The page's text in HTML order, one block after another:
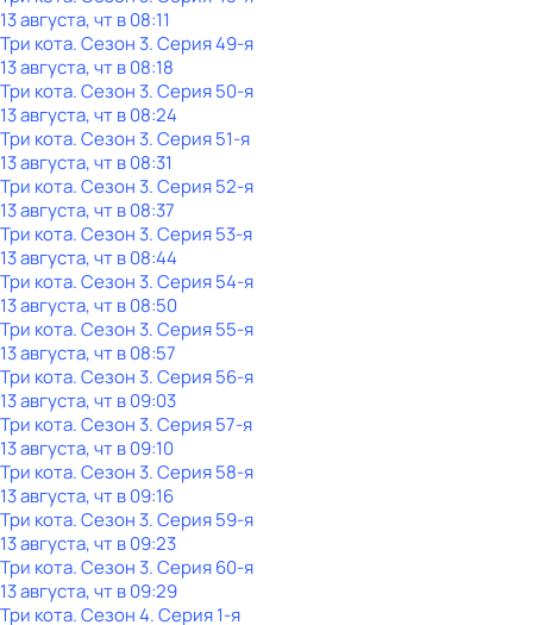
13 августа, чт в 08:11
Три кота. Сезон 3. Серия 49-я
13 августа, чт в 08:18
Три кота. Сезон 3. Серия 50-я
13 августа, чт в 08:24
Три кота. Сезон 3. Серия 51-я
13 августа, чт в 08:31
Три кота. Сезон 3. Серия 52-я
13 августа, чт в 08:37
Три кота. Сезон 3. Серия 53-я
13 августа, чт в 08:44
Три кота. Сезон 3. Серия 54-я
13 августа, чт в 08:50
Три кота. Сезон 3. Серия 55-я
13 августа, чт в 08:57
Три кота. Сезон 3. Серия 56-я
13 августа, чт в 09:03
Три кота. Сезон 3. Серия 57-я
13 августа, чт в 09:10
Три кота. Сезон 3. Серия 58-я
13 августа, чт в 09:16
Три кота. Сезон 3. Серия 59-я
13 августа, чт в 09:23
Три кота. Сезон 3. Серия 60-я
13 августа, чт в 09:29
Три кота. Сезон 4. Серия 1-я